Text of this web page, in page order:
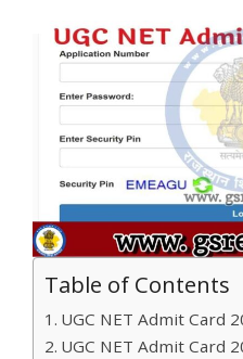
Table of Contents
UGC NET Admit Card
UGC NET Admit Card